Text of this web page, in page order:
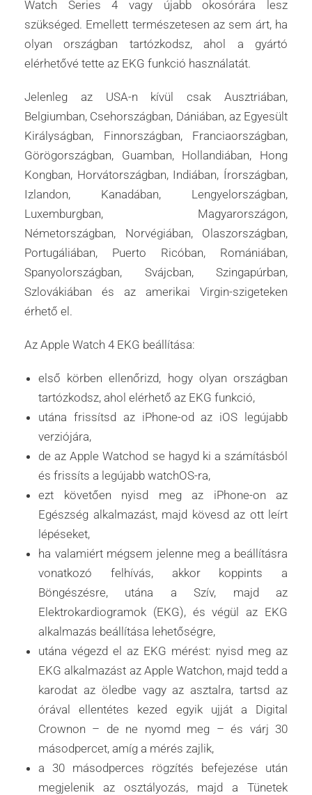
Watch Series 4 vagy újabb okosórára lesz
szükséged. Emellett természetesen az sem árt, ha
olyan országban tartózkodsz, ahol a gyártó
elérhetővé tette az EKG funkció használatát.
Jelenleg az USA-n kívül csak Ausztriában,
Belgiumban, Csehországban, Dániában, az Egyesült
Királyságban, Finnországban, Franciaországban,
Görögországban, Guamban, Hollandiában, Hong
Kongban, Horvátországban, Indiában, Írországban,
Izlandon, Kanadában, Lengyelországban,
Luxemburgban, Magyarországon,
Németországban, Norvégiában, Olaszországban,
Portugáliában, Puerto Ricóban, Romániában,
Spanyolországban, Svájcban, Szingapúrban,
Szlovákiában és az amerikai Virgin-szigeteken
érhető el.
Az Apple Watch 4 EKG beállítása:
első körben ellenőrizd, hogy olyan országban
tartózkodsz, ahol elérhető az EKG funkció,
utána frissítsd az iPhone-od az iOS legújabb
verziójára,
de az Apple Watchod se hagyd ki a számításból
és frissíts a legújabb watchOS-ra,
ezt követően nyisd meg az iPhone-on az
Egészség alkalmazást, majd kövesd az ott leírt
lépéseket,
ha valamiért mégsem jelenne meg a beállításra
vonatkozó felhívás, akkor koppints a
Böngészésre, utána a Szív, majd az
Elektrokardiogramok (EKG), és végül az EKG
alkalmazás beállítása lehetőségre,
utána végezd el az EKG mérést: nyisd meg az
EKG alkalmazást az Apple Watchon, majd tedd a
karodat az öledbe vagy az asztalra, tartsd az
órával ellentétes kezed egyik ujját a Digital
Crownon – de ne nyomd meg – és várj 30
másodpercet, amíg a mérés zajlik,
a 30 másodperces rögzítés befejezése után
megjelenik az osztályozás, majd a Tünetek